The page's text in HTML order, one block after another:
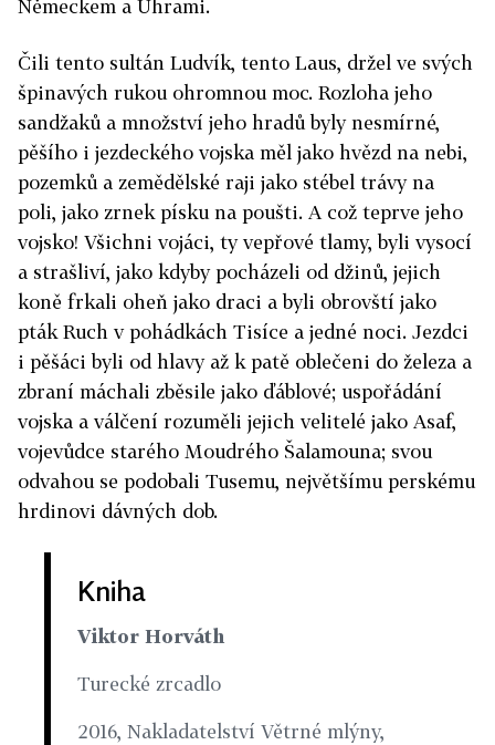
Německem a Uhrami.
Čili tento sultán Ludvík, tento Laus, držel ve svých
špinavých rukou ohromnou moc. Rozloha jeho
sandžaků a množství jeho hradů byly nesmírné,
pěšího i jezdeckého vojska měl jako hvězd na nebi,
pozemků a zemědělské raji jako stébel trávy na
poli, jako zrnek písku na poušti. A což teprve jeho
vojsko! Všichni vojáci, ty vepřové tlamy, byli vysocí
a strašliví, jako kdyby pocházeli od džinů, jejich
koně frkali oheň jako draci a byli obrovští jako
pták Ruch v pohádkách Tisíce a jedné noci. Jezdci
i pěšáci byli od hlavy až k patě oblečeni do železa a
zbraní máchali zběsile jako ďáblové; uspořádání
vojska a válčení rozuměli jejich velitelé jako Asaf,
vojevůdce starého Moudrého Šalamouna; svou
odvahou se podobali Tusemu, největšímu perskému
hrdinovi dávných dob.
Kniha
Viktor Horváth
Turecké zrcadlo
2016, Nakladatelství Větrné mlýny,